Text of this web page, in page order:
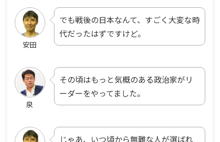
安田
でも戦後の日本なんて、すごく大変な時
代だったはずですけど。
泉
その頃はもっと気概のある政治家がリ
ーダーをやってました。
じゃあ、いつ頃から無難な人が選ばれ